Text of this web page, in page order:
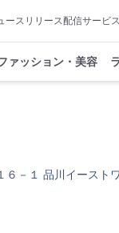
ースリリース配信サービ
ァッション・美容
６－１ 品川イースト